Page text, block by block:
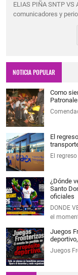
ELIAS PIÑA SNTP
comunicadores y
NOTICIA POPULAR
Como
El
El
¿Dónde
Santo
oficiales
DONDE
el
Juegos
Juegos